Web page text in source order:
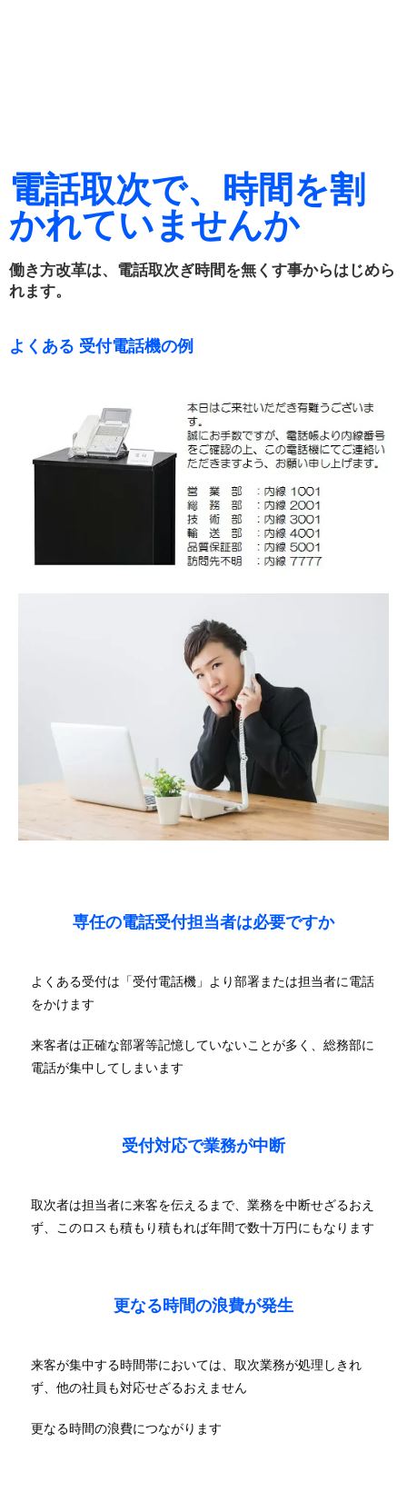
電話取次で、時間を割
かれていませんか
働き方改革は、電話取次ぎ時間を無くす事からはじめら
れます。
よくある 受付電話機の例
専任の電話受付担当者は必要ですか
よくある受付は「受付電話機」より部署または担当者に電話
をかけます
来客者は正確な部署等記憶していないことが多く、総務部に
電話が集中してしまいます
受付対応で業務が中断
取次者は担当者に来客を伝えるまで、業務を中断せざるおえ
ず、このロスも積もり積もれば年間で数十万円にもなります
更なる時間の浪費が発生
来客が集中する時間帯においては、取次業務が処理しきれ
ず、他の社員も対応せざるおえません
更なる時間の浪費につながります